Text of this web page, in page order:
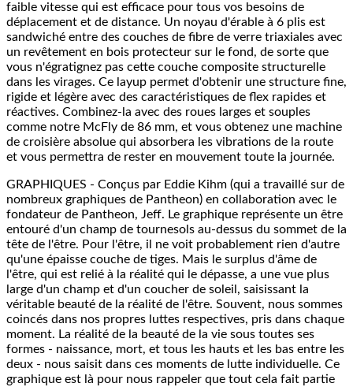
faible vitesse qui est efficace pour tous vos besoins de
déplacement et de distance. Un noyau d'érable à 6 plis est
sandwiché entre des couches de fibre de verre triaxiales avec
un revêtement en bois protecteur sur le fond, de sorte que
vous n'égratignez pas cette couche composite structurelle
dans les virages. Ce layup permet d'obtenir une structure fine,
rigide et légère avec des caractéristiques de flex rapides et
réactives. Combinez-la avec des roues larges et souples
comme notre McFly de 86 mm, et vous obtenez une machine
de croisière absolue qui absorbera les vibrations de la route
et vous permettra de rester en mouvement toute la journée.
GRAPHIQUES - Conçus par Eddie Kihm (qui a travaillé sur de
nombreux graphiques de Pantheon) en collaboration avec le
fondateur de Pantheon, Jeff. Le graphique représente un être
entouré d'un champ de tournesols au-dessus du sommet de la
tête de l'être. Pour l'être, il ne voit probablement rien d'autre
qu'une épaisse couche de tiges. Mais le surplus d'âme de
l'être, qui est relié à la réalité qui le dépasse, a une vue plus
large d'un champ et d'un coucher de soleil, saisissant la
véritable beauté de la réalité de l'être. Souvent, nous sommes
coincés dans nos propres luttes respectives, pris dans chaque
moment. La réalité de la beauté de la vie sous toutes ses
formes - naissance, mort, et tous les hauts et les bas entre les
deux - nous saisit dans ces moments de lutte individuelle. Ce
graphique est là pour nous rappeler que tout cela fait partie